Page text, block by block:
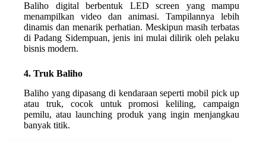
Baliho digital berbentuk LED screen yang mampu
menampilkan video dan animasi. Tampilannya lebih
dinamis dan menarik perhatian. Meskipun masih terbatas
di Padang Sidempuan, jenis ini mulai dilirik oleh pelaku
bisnis modern.
4. Truk Baliho
Baliho yang dipasang di kendaraan seperti mobil pick up
atau truk, cocok untuk promosi keliling, campaign
pemilu, atau launching produk yang ingin menjangkau
banyak titik.